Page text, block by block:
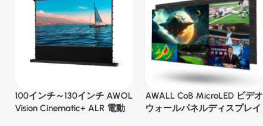
100インチ～130インチ AWOL
Vision Cinematic+ ALR 電動
AWALL CoB MicroLED ビデオ
ウォールパネルディスプレイ